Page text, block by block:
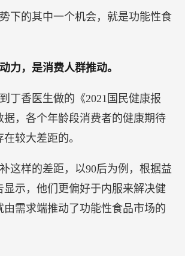
下的其中一个机会，就是功能性食
力，是消费人群推动。
丁香医生做的《2021国民健康报
据，各个年龄段消费者的健康期待
较大差距的。
这样的差距，以90后为例，根据益
显示，他们更偏好于内服来解决健
由需求端推动了功能性食品市场的